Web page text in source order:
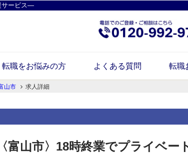
サービス―
転職をお悩みの方 よくある質問 転職
山市 求人詳細
富山市〉18時終業でプライベ